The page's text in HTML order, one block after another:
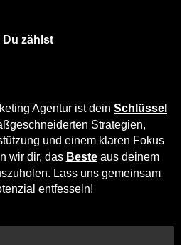
Du zählst
Agentur ist dein Schlüssel
Strategien,
und einem klaren Fokus
wir dir, das Besteaus deinem
Lass uns gemeinsam
entfesseln!